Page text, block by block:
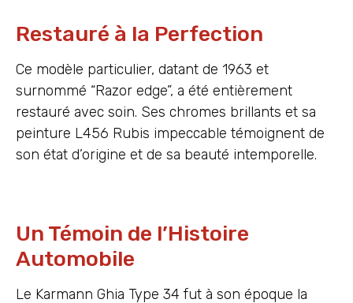
Restauré à la Perfection
Ce modèle particulier, datant de 1963 et
surnommé “Razor edge”, a été entièrement
restauré avec soin. Ses chromes brillants et sa
peinture L456 Rubis impeccable témoignent de
son état d’origine et de sa beauté intemporelle.
Un Témoin de l’Histoire
Automobile
Le Karmann Ghia Type 34 fut à son époque la